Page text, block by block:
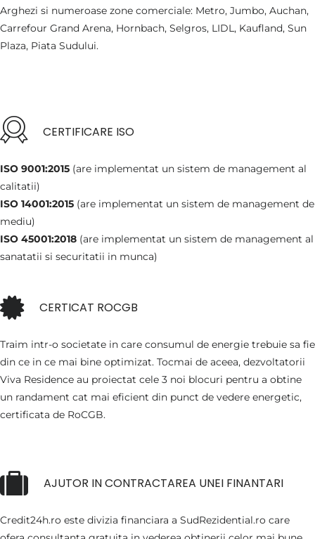
Arghezi si numeroase zone comerciale: Metro, Jumbo, Auchan,
Carrefour Grand Arena, Hornbach, Selgros, LIDL, Kaufland, Sun
Plaza, Piata Sudului.
CERTIFICARE ISO
ISO 9001:2015 (are implementat un sistem de management al
calitatii)
ISO 14001:2015 (are implementat un sistem de management de
mediu)
ISO 45001:2018 (are implementat un sistem de management al
sanatatii si securitatii in munca)
CERTICAT ROCGB
Traim intr-o societate in care consumul de energie trebuie sa fie
din ce in ce mai bine optimizat. Tocmai de aceea, dezvoltatorii
Viva Residence au proiectat cele 3 noi blocuri pentru a obtine
un randament cat mai eficient din punct de vedere energetic,
certificata de RoCGB.
AJUTOR IN CONTRACTAREA UNEI FINANTARI
Credit24h.ro este divizia financiara a SudRezidential.ro care